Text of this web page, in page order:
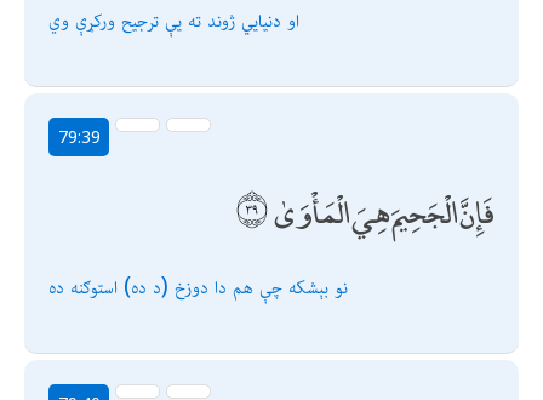
او دنيايي ژوند ته يې ترجیح وركړې وي
79:39
فَإِنَّ الْجَحِيمَ هِيَ الْمَأْوَىٰ
نو بېشكه چې هم دا دوزخ (د ده) استوګنه ده